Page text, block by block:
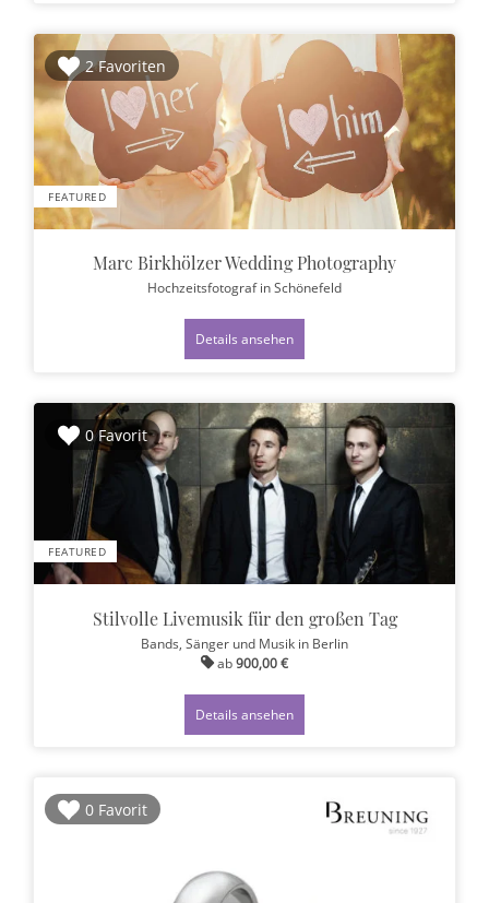
2 Favoriten
FEATURED
Marc Birkhölzer Wedding Photography
Hochzeitsfotografin Schönefeld
Details ansehen
0 Favorit
FEATURED
Stilvolle Livemusik für den großen Tag
Bands, Sänger und Musik in Berlin
ab900,00 €
Details ansehen
0 Favorit